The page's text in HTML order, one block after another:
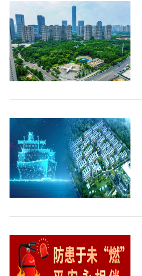
防患于未“燃” 平安永
用艺术铸就奢境 武汉